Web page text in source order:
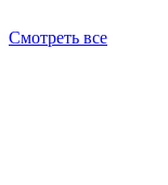
Смотреть все